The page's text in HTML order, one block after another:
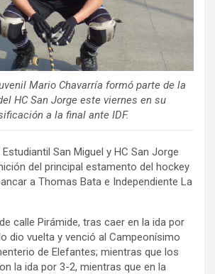
Mario Chavarría formó parte de la
HC San Jorge este viernes en su
a la final ante IDF.
San Miguel y HC San Jorge
del principal estamento del hockey
a Thomas Bata e Independiente La
calle Pirámide, tras caer en la ida por
dio vuelta y venció al Campeonísimo
de Elefantes; mientras que los
la ida por 3-2, mientras que en la